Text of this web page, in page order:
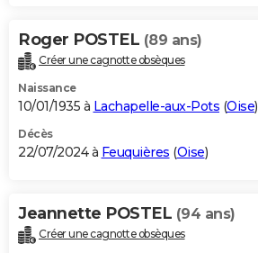
Roger POSTEL (89 ans)
Créer une cagnotte obsèques
Naissance
10/01/1935 à Lachapelle-aux-Pots (Oise)
Décès
22/07/2024 à Feuquières (Oise)
Jeannette POSTEL (94 ans)
Créer une cagnotte obsèques